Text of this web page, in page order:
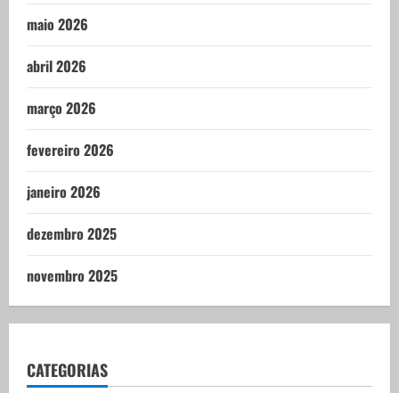
maio 2026
abril 2026
março 2026
fevereiro 2026
janeiro 2026
dezembro 2025
novembro 2025
CATEGORIAS